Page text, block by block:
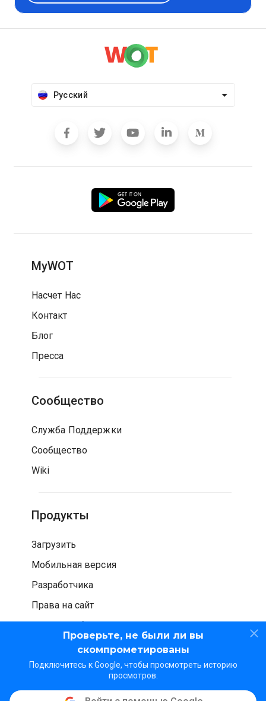
Проверьте, не были ли вы
скомпрометированы
Подключитесь к Google, чтобы просмотреть историю
просмотров.
Русский
MyWOT
Насчет Нас
Контакт
Блог
Пресса
Сообщество
Служба Поддержки
Сообщество
Wiki
Продукты
Загрузить
Мобильная версия
Разработчика
Права на сайт
Проверка безопасности